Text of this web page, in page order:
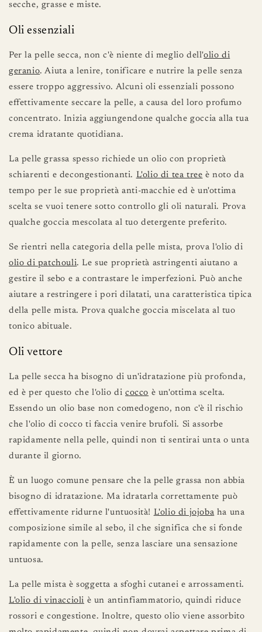
secche, grasse e miste.
Oli essenziali
Per la pelle secca, non c'è niente di meglio dell'olio di
geranio. Aiuta a lenire, tonificare e nutrire la pelle senza
essere troppo aggressivo. Alcuni oli essenziali possono
effettivamente seccare la pelle, a causa del loro profumo
concentrato. Inizia aggiungendone qualche goccia alla tua
crema idratante quotidiana.
La pelle grassa spesso richiede un olio con proprietà
schiarenti e decongestionanti. L'olio di tea tree è noto da
tempo per le sue proprietà anti-macchie ed è un'ottima
scelta se vuoi tenere sotto controllo gli oli naturali. Prova
qualche goccia mescolata al tuo detergente preferito.
Se rientri nella categoria della pelle mista, prova l'olio di
olio di patchouli. Le sue proprietà astringenti aiutano a
gestire il sebo e a contrastare le imperfezioni. Può anche
aiutare a restringere i pori dilatati, una caratteristica tipica
della pelle mista. Prova qualche goccia miscelata al tuo
tonico abituale.
Oli vettore
La pelle secca ha bisogno di un'idratazione più profonda,
ed è per questo che l'olio dicocco è un'ottima scelta.
Essendo un olio base non comedogeno, non c'è il rischio
che l'olio di cocco ti faccia venire brufoli. Si assorbe
rapidamente nella pelle, quindi non ti sentirai unta o unta
durante il giorno.
È un luogo comune pensare che la pelle grassa non abbia
bisogno di idratazione. Ma idratarla correttamente può
effettivamente ridurne l'untuosità! L'olio di jojoba ha una
composizione simile al sebo, il che significa che si fonde
rapidamente con la pelle, senza lasciare una sensazione
untuosa.
La pelle mista è soggetta a sfoghi cutanei e arrossamenti.
L'olio di vinaccioli è un antinfiammatorio, quindi riduce
rossori e congestione. Inoltre, questo olio viene assorbito